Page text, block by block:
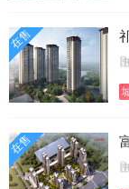
在售
在售